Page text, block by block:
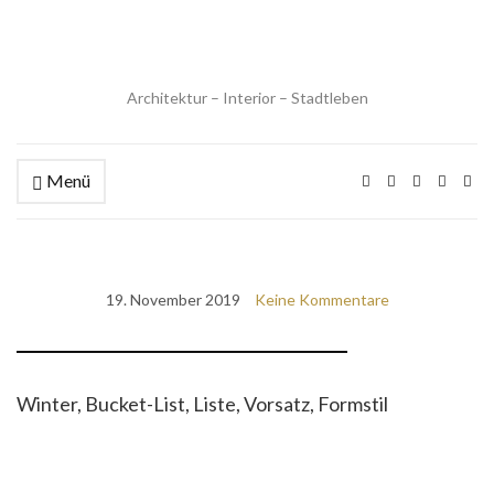
Architektur – Interior – Stadtleben
Menü
19. November 2019 Keine Kommentare
Winter, Bucket-List, Liste, Vorsatz, Formstil